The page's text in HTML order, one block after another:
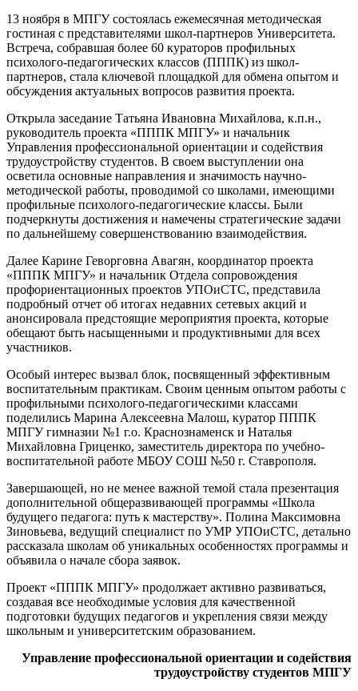
13 ноября в МПГУ состоялась ежемесячная методическая
гостиная с представителями школ-партнеров Университета.
Встреча, собравшая более 60 кураторов профильных
психолого-педагогических классов (ПППК) из школ-
партнеров, стала ключевой площадкой для обмена опытом и
обсуждения актуальных вопросов развития проекта.
Открыла заседание Татьяна Ивановна Михайлова, к.п.н.,
руководитель проекта «ПППК МПГУ» и начальник
Управления профессиональной ориентации и содействия
трудоустройству студентов. В своем выступлении она
осветила основные направления и значимость научно-
методической работы, проводимой со школами, имеющими
профильные психолого-педагогические классы. Были
подчеркнуты достижения и намечены стратегические задачи
по дальнейшему совершенствованию взаимодействия.
Далее Карине Геворговна Авагян, координатор проекта
«ПППК МПГУ» и начальник Отдела сопровождения
профориентационных проектов УПОиСТС, представила
подробный отчет об итогах недавних сетевых акций и
анонсировала предстоящие мероприятия проекта, которые
обещают быть насыщенными и продуктивными для всех
участников.
Особый интерес вызвал блок, посвященный эффективным
воспитательным практикам. Своим ценным опытом работы с
профильными психолого-педагогическими классами
поделились Марина Алексеевна Малош, куратор ПППК
МПГУ гимназии №1 г.о. Краснознаменск и Наталья
Михайловна Гриценко, заместитель директора по учебно-
воспитательной работе МБОУ СОШ №50 г. Ставрополя.
Завершающей, но не менее важной темой стала презентация
дополнительной общеразвивающей программы «Школа
будущего педагога: путь к мастерству». Полина Максимовна
Зиновьева, ведущий специалист по УМР УПОиСТС, детально
рассказала школам об уникальных особенностях программы и
объявила о начале сбора заявок.
Проект «ПППК МПГУ» продолжает активно развиваться,
создавая все необходимые условия для качественной
подготовки будущих педагогов и укрепления связи между
школьным и университетским образованием.
Управление профессиональной ориентации и содействия
трудоустройству студентов МПГУ